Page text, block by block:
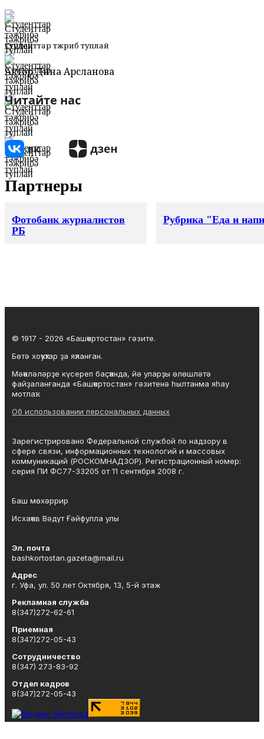
Студенттар тәжрибә туплай
Автор:Дина Арсланова
Читайте нас
Партнеры
Фотобанк журналистов
РБ
Рубрика "Еда и
© 1917 - 2026 «Башҡортостан» гәзите.
Бөтә хоҡуҡтар ҙа яҡланған.
Мәҡәләләрҙе күсереп баҫҡанда, йә уларҙы өлөшләтә
файҙаланғанда «Башҡортостан» гәзитенә һылтанма яһау
мотлаҡ.
Об использовании персональных данных
Зарегистрировано Федеральной службой по надзору в
сфере связи, информационных технологий и массовых
коммуникаций (РОСКОМНАДЗОР). Регистрационный номер:
серия ПИ ФС77-33205 от 11 сентября 2008 г.
Баш мөхәррир
Исхаҡов Вәдүт Ғәйфулла улы
Эл. почта
bashkortostan.gazeta@mail.ru
Адрес
г. Уфа, ул. 50 лет Октября, 13, 5-й этаж
Рекламная служба
8(347)272-62-61
Приемная
8(347)272-05-43
Сотрудничество
8(347) 273-83-92
Отдел кадров
8(347)272-05-43